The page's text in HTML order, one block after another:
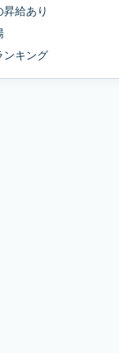
昇給あり
ンキング